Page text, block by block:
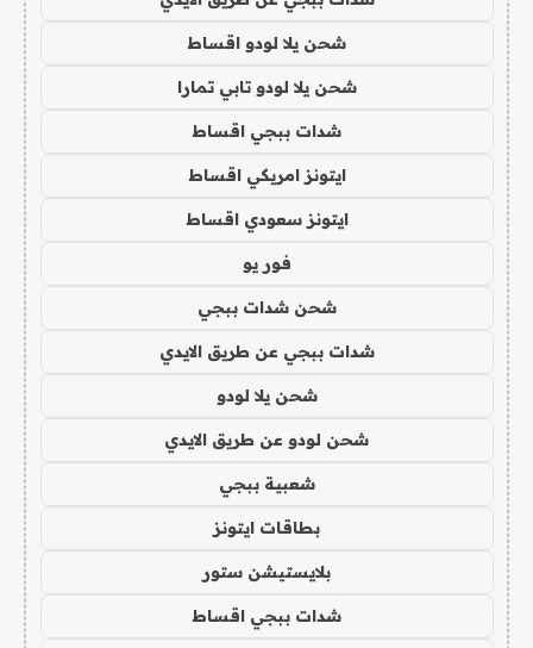
شحن يلا لودو اقساط
شحن يلا لودو تابي تمارا
شدات ببجي اقساط
ايتونز امريكي اقساط
ايتونز سعودي اقساط
فور يو
شحن شدات ببجي
شدات ببجي عن طريق الايدي
شحن يلا لودو
شحن لودو عن طريق الايدي
شعبية ببجي
بطاقات ايتونز
بلايستيشن ستور
شدات ببجي اقساط